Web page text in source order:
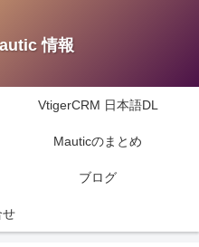
情報
VtigerCRM 日本語DL
Mauticのまとめ
ブログ
せ